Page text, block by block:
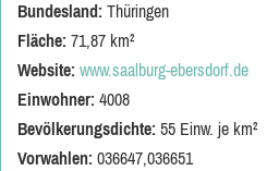
Bundesland: Thüringen
Fläche: 71,87 km²
Website: www.saalburg-ebersdorf.de
Einwohner: 4008
Bevölkerungsdichte: 55 Einw. je km²
Vorwahlen: 036647,036651